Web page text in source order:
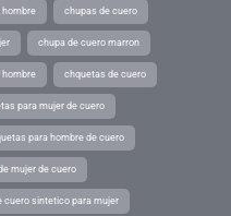
hombre chupas de cuero
chupa de cuero marron
hombre chquetas de cuero
para mujer de cuero
para hombre de cuero
mujer de cuero
cuero sintetico para mujer